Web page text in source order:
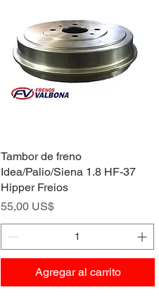
Tambor de freno
Idea/Palio/Siena 1.8 HF-37
Hipper Freios
Precio
55,00 US$
Agregar al carrito